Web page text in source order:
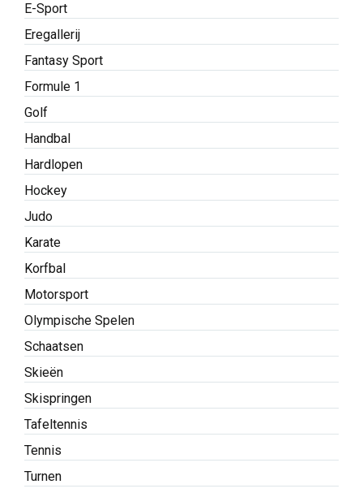
E-Sport
Eregallerij
Fantasy Sport
Formule 1
Golf
Handbal
Hardlopen
Hockey
Judo
Karate
Korfbal
Motorsport
Olympische Spelen
Schaatsen
Skieën
Skispringen
Tafeltennis
Tennis
Turnen